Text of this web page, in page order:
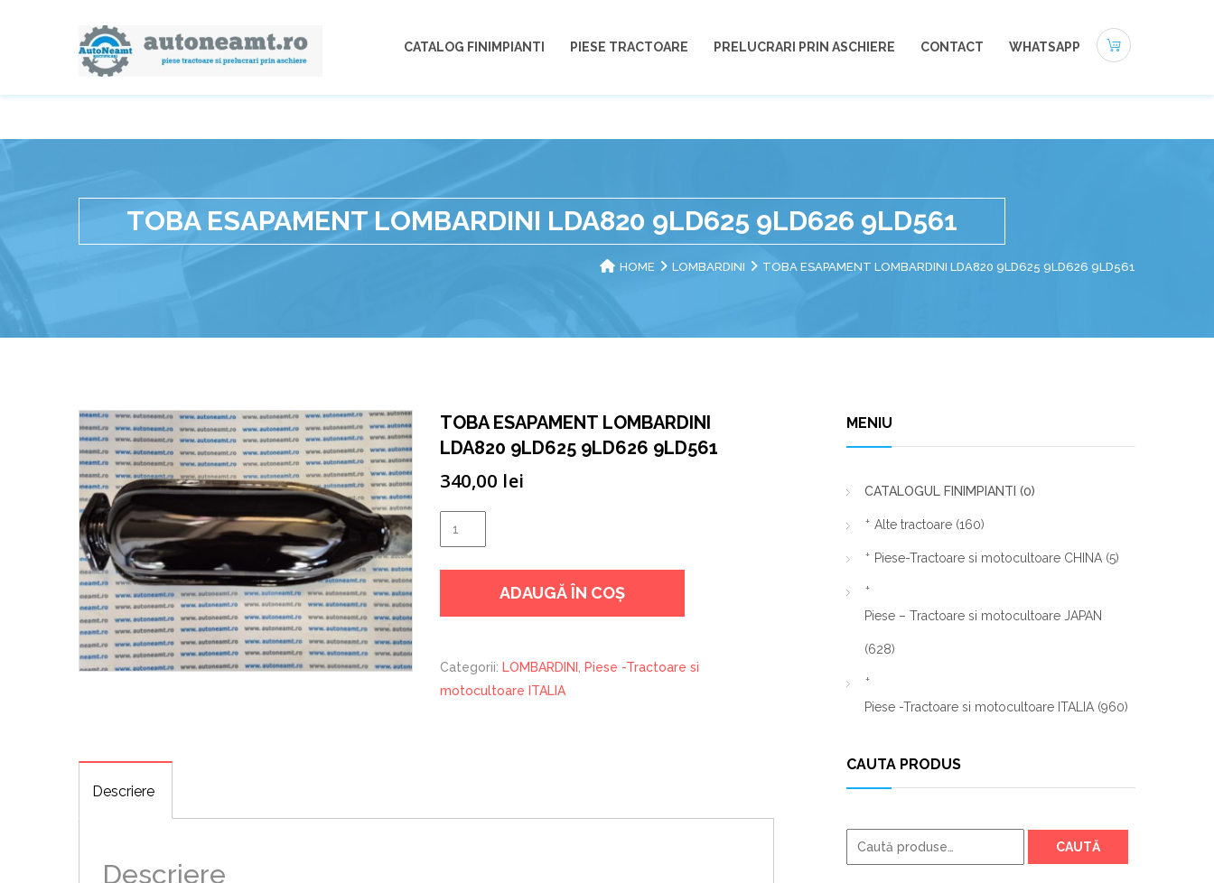
CATALOG FINIMPIANTI PIESE TRACTOARE PRELUCRARI PRIN ASCHIERE CONTACT WHATSAPP
TOBA ESAPAMENT LOMBARDINI LDA820 9LD625 9LD626 9LD561
HOME LOMBARDINI TOBA ESAPAMENT LOMBARDINI LDA820 9LD625 9LD626 9LD561
TOBA ESAPAMENT LOMBARDINI
LDA820 9LD625 9LD626 9LD561
340,00 lei
TOBA
ESAPAMENT
LOMBARDINI
LDA820
9LD626
9LD561
ADAUGĂ ÎN COȘ
Categorii: LOMBARDINI
Piese -Tractoare si
motocultoare ITALIA
Descriere
Descriere
MENIU
CATALOGUL FINIMPIANTI (0)
Alte tractoare (160)
Piese-Tractoare si motocultoare CHINA (5)
Piese – Tractoare si motocultoare JAPAN
(628)
Piese -Tractoare si motocultoare ITALIA (960)
CAUTA PRODUS
Caută
după:
CAUTĂ